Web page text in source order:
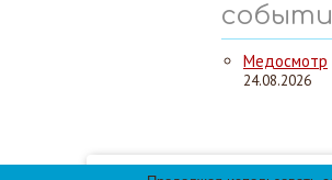
Медосмотр
24.08.2026